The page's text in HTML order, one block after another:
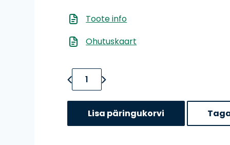
Toote info
Ohutuskaart
Neste Super 2T kogus
Lisa päringukorvi